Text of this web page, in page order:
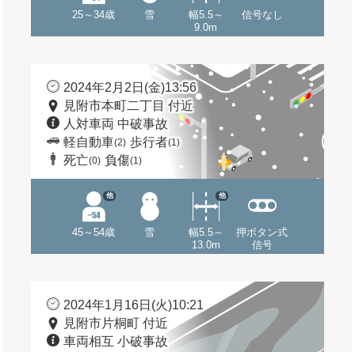
25～34歳 雪
幅5.5～
9.0m
信号なし
2024年2月2日(金)13:56
見附市本町二丁目 付近
人対車両 中破事故
軽自動車(2) 歩行者(1)
死亡(0) 負傷(1)
45～54歳
他
雪
幅5.5～
13.0m
他
押ボタン式
信号
2024年1月16日(火)10:21
見附市片桐町 付近
車両相互 小破事故